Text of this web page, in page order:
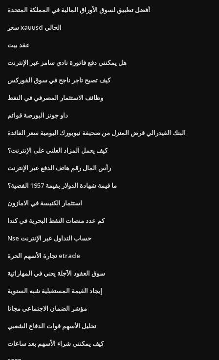
أفضل تطبيق لسوق الأوراق المالية في المملكة المتحدة
سعر xauusd الحالي
عقد بيت
هل يمكنني دفع فاتورة نادي سامز عبر الإنترنت
كيف تصبح تاجر ناجح في سوق الفوركس
وظائف الاستثمار المصرفي في النفط
داو جونز البورصة قوائم
البنك الفيدرالي قرض المنزل من صحيفة نيويورك اليومية سعر الفائدة
كيف يعمل المزاد العلني على الإنترنت؟
رأس المال رقم هاتف الدفع عبر الإنترنت
ما قيمة شهادة الدولار بقيمة 1957 الفضية؟
استثمار الكنيسة في الامازون
كم عدد منصات النفط البحرية في كندا
Nse حساب التداول عبر الإنترنت
تجارة الأسهم الحرة etrade
سوق العقود الآجلة يعني في المهاراتية
إيجاد القيمة المستقبلية شبه السنوية
مؤشر الضمان الاجتماعي مجانا
تحليل الأسهم قوات الدفاع الشعبي
كيف يمكنني شراء الأسهم بعد ساعات